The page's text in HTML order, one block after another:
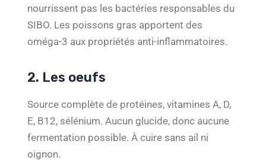
nourrissent pas les bactéries responsables du
SIBO. Les poissons gras apportent des
oméga-3 aux propriétés anti-inflammatoires.
2. Les oeufs
Source complète de protéines, vitamines A, D,
E, B12, sélénium. Aucun glucide, donc aucune
fermentation possible. À cuire sans ail ni
oignon.